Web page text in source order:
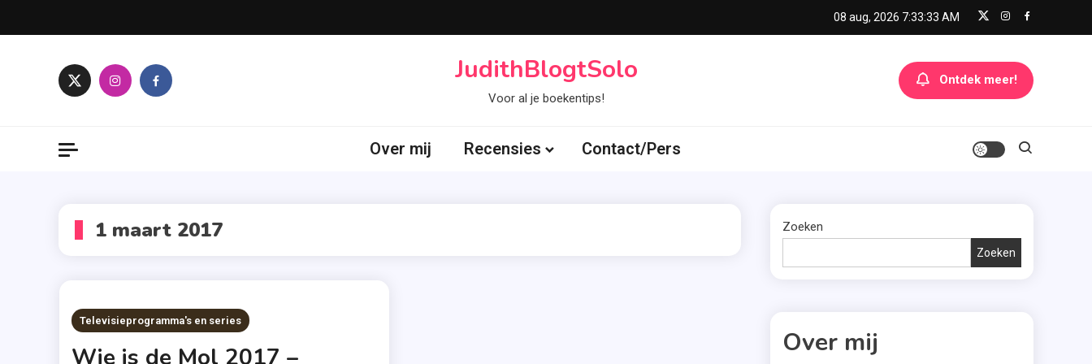
to
08 aug, 2026 7:33:33 AM
JudithBlogtSolo
Voor al je boekentips!
Ontdek meer!
Over mij Recensies Contact/Pers
1 maart 2017
Televisieprogramma's en series
Wie is de Mol 2017 –
Zoeken
Zoeken
Over mij